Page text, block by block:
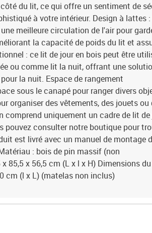
du lit, ce qui offre un sentiment de
à votre intérieur. Design à lattes :
meilleure circulation de l'air pour
la capacité de poids du lit et
: ce lit de jour en bois peut être
ou comme lit la nuit, offrant une
la nuit. Espace de rangement
sous le canapé pour ranger divers
organiser des vêtements, des jouets ou
comprend uniquement un cadre de lit de
pouvez consulter notre boutique pour
est livré avec un manuel de montage
: bois de pin massif (non
85,5 x 56,5 cm (L x l x H) Dimensions du
cm (l x L) (matelas non inclus)